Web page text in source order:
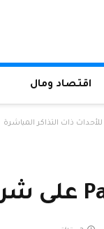
اقتصاد ومال